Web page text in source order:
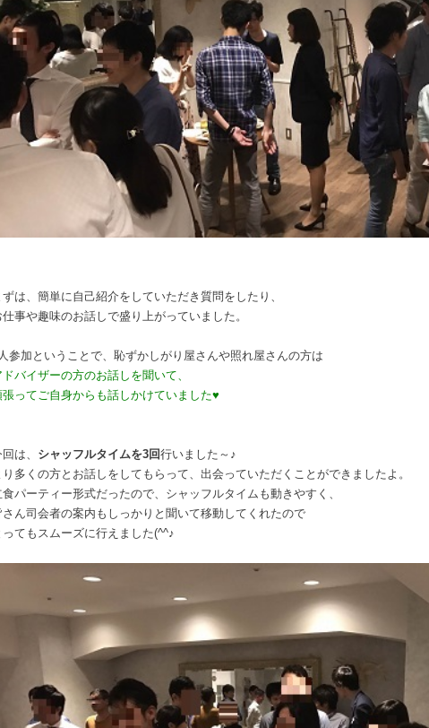
ずは、簡単に自己紹介をしていただき質問をしたり、
仕事や趣味のお話しで盛り上がっていました。
参加ということで、恥ずかしがり屋さんや照れ屋さんの方は
ドバイザーの方のお話しを聞いて、
張ってご自身からも話しかけていました♥
は、 シャッフルタイムを3回行いました～♪
り多くの方とお話しをしてもらって、出会っていただくことができましたよ。
食パーティー形式だったので、シャッフルタイムも動きやすく、
さん司会者の案内もしっかりと聞いて移動してくれたので
ってもスムーズに行えました(^^♪